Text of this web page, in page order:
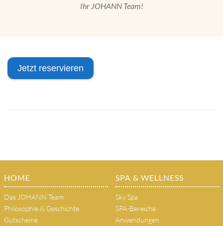
Ihr JOHANN Team!
Jetzt reservieren
HOME
Das JOHANN Team
Philosophie & Geschichte
Gutscheine
SPA & WELLNESS
Sky Spa
SPA-Bereiche
Anwendungen